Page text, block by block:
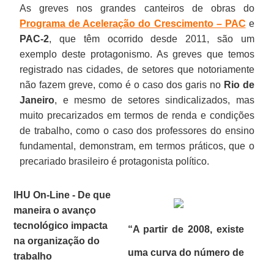
As greves nos grandes canteiros de obras do
Programa de Aceleração do Crescimento – PAC e
PAC-2, que têm ocorrido desde 2011, são um
exemplo deste protagonismo. As greves que temos
registrado nas cidades, de setores que notoriamente
não fazem greve, como é o caso dos garis no Rio de
Janeiro, e mesmo de setores sindicalizados, mas
muito precarizados em termos de renda e condições
de trabalho, como o caso dos professores do ensino
fundamental, demonstram, em termos práticos, que o
precariado brasileiro é protagonista político.
“A partir de 2008, existe
uma curva do número de
IHU On-Line - De que
maneira o avanço
tecnológico impacta
na organização do
trabalho